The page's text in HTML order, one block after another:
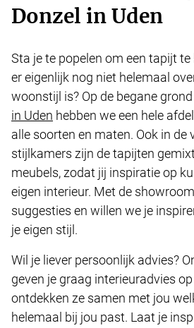
Donzel in Uden
Sta je te popelen om een tapijt
er eigenlijk nog niet helemaal
woonstijl is? Op de begane
in Uden hebben we een hele
alle soorten en maten. Ook in de
stijlkamers zijn de tapijten
meubels, zodat jij inspiratie op
eigen interieur. Met de
suggesties en willen we je
je eigen stijl.
Wil je liever persoonlijk advies?
geven je graag interieuradvies
ontdekken ze samen met jou
helemaal bij jou past. Laat je